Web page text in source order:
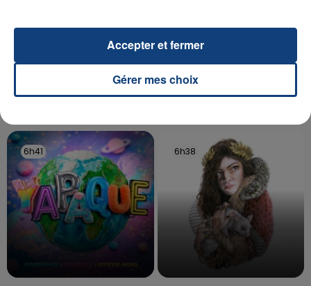
UNE ADOLESCENTE DEVANT SE FAIRE
OPÉRER DE LA CHEVILLE RESSORT DE LA...
La famille a porté plainte contre la clinique qui a
reconnu sa responsabilité et présenté ses
excuses.
6h41
6h41 6h38
6h38
Gérer mes choix
Accepter et fermer